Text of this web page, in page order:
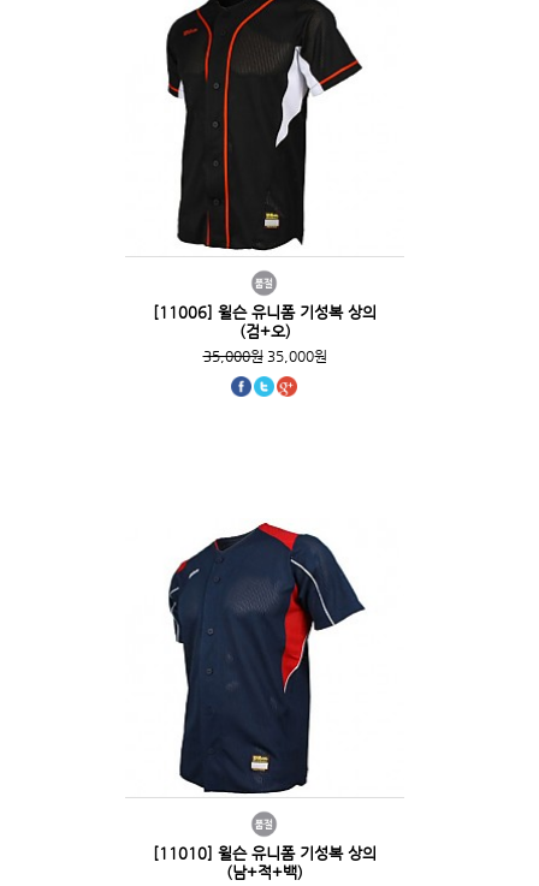
[11006] 윌슨 유니폼 기성복 상의
(검+오)
35,000원35,000원
[11010] 윌슨 유니폼 기성복 상의
(남+적+백)